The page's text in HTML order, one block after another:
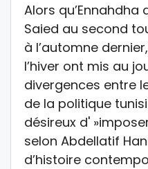
Alors qu’Ennahdha
Saied au second
à l’automne
l’hiver ont mis au
divergences entre
de la politique
désireux d'
selon Abdellatif
d’histoire